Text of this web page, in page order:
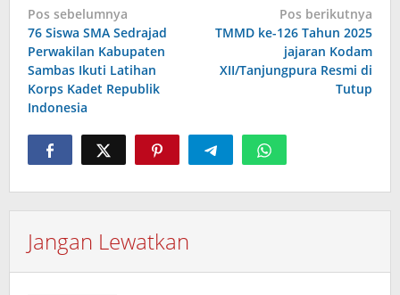
Navigasi
pos
Pos sebelumnya
76 Siswa SMA Sedrajad
Perwakilan Kabupaten
Sambas Ikuti Latihan
Korps Kadet Republik
Indonesia
Pos berikutnya
TMMD ke-126 Tahun 2025
jajaran Kodam
XII/Tanjungpura Resmi di
Tutup
Jangan Lewatkan